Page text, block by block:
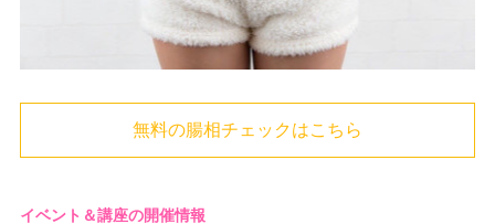
無料の腸相チェックはこちら
イベント＆講座の開催情報